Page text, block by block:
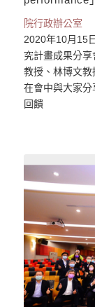
院行政辦公室
2020年10月15
究計畫成果分
教授、林博文教
在會中與大家
回饋